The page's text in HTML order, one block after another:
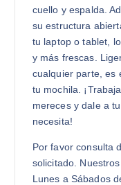
cuello y espalda.
su estructura
tu laptop o tablet,
y más frescas.
cualquier parte, es
tu mochila.
mereces y dale a
necesita!
Por favor consulta
solicitado.
Lunes a Sábados